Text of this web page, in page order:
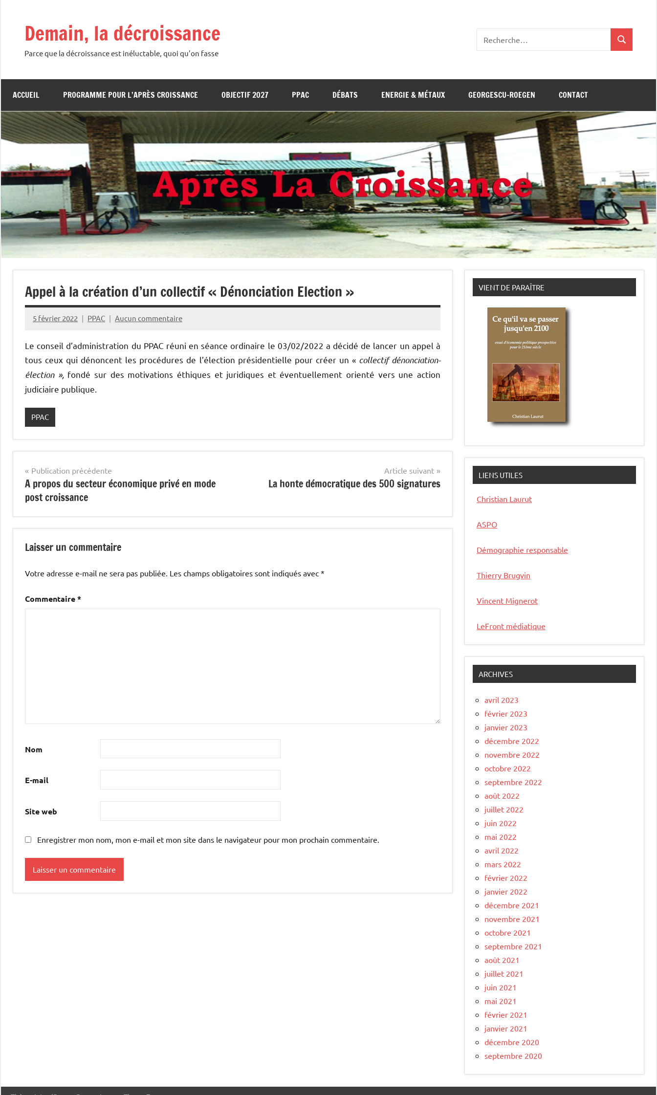
Demain, la décroissance
Parce que la décroissance est inéluctable, quoi qu'on fasse
pour
Recherche
ACCUEIL PROGRAMME POUR L’APRÈS CROISSANCE OBJECTIF 2027 PPAC DÉBATS ENERGIE & MÉTAUX GEORGESCU-ROEGEN CONTACT
Appel à la création d’un collectif « Dénonciation Election »
5 février 2022 PPAC Aucun commentaire
Le conseil d’administration du PPAC réuni en séance ordinaire le 03/02/2022 a décidé de lancer un appel à
tous ceux qui dénoncent les procédures de l’élection présidentielle pour créer un « collectif dénonciation-
élection », fondé sur des motivations éthiques et juridiques et éventuellement orienté vers une action
judiciaire publique.
PPAC
Navigation
de
l’article
Publication précédente
A propos du secteur économique privé en mode
post croissance
Article suivant
La honte démocratique des 500 signatures
Laisser un commentaire
Votre adresse e-mail ne sera pas publiée. Les champs obligatoires sont indiqués avec *
Commentaire*
Nom
E-mail
Site web
Enregistrer mon nom, mon e-mail et mon site dans le navigateur pour mon prochain commentaire.
VIENT DE PARAÎTRE
LIENS UTILES
Christian Laurut
ASPO
Démographie responsable
Thierry Brugvin
Vincent Mignerot
LeFront médiatique
ARCHIVES
avril 2023
février 2023
janvier 2023
décembre 2022
novembre 2022
octobre 2022
septembre 2022
août 2022
juillet 2022
juin 2022
mai 2022
avril 2022
mars 2022
février 2022
janvier 2022
décembre 2021
novembre 2021
octobre 2021
septembre 2021
août 2021
juillet 2021
juin 2021
mai 2021
février 2021
janvier 2021
décembre 2020
septembre 2020